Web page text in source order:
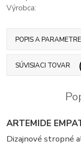
Výrobca:
POPIS A PARAMETRE
SÚVISIACI TOVAR
ARTEMIDE
Dizajnové stropné